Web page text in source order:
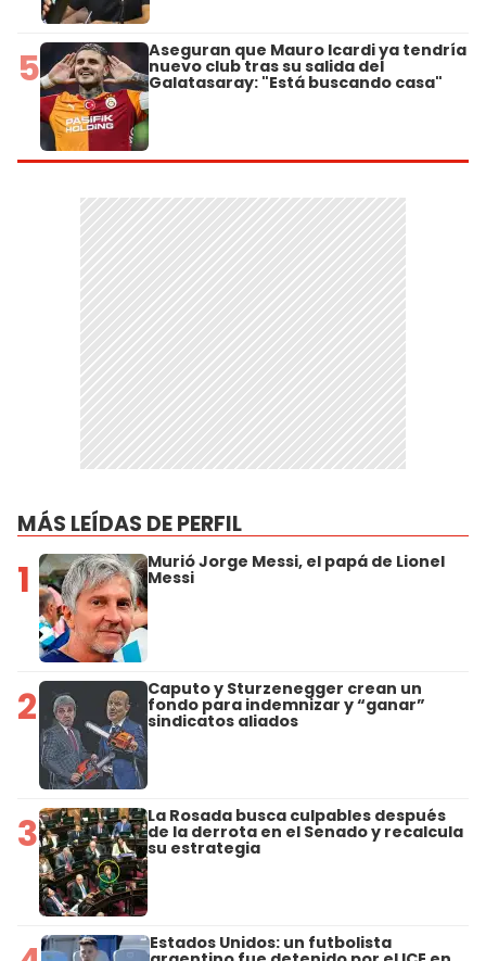
5 Aseguran que Mauro Icardi ya tendría
nuevo club tras su salida del
Galatasaray: "Está buscando casa"
MÁS LEÍDAS DE PERFIL
1 Murió Jorge Messi, el papá de Lionel
Messi
2 Caputo y Sturzenegger crean un
fondo para indemnizar y “ganar”
sindicatos aliados
3 La Rosada busca culpables después
de la derrota en el Senado y recalcula
su estrategia
Estados Unidos: un futbolista